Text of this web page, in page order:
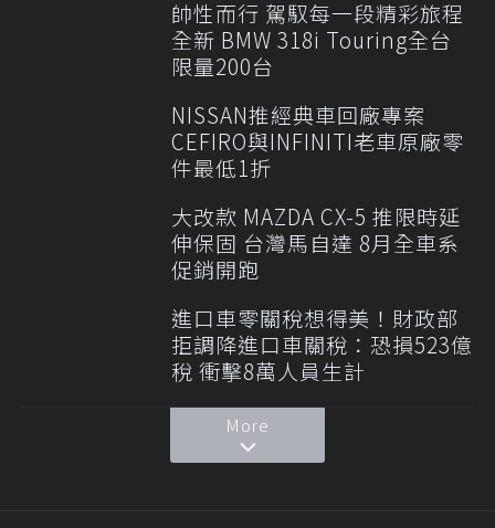
帥性而行 駕馭每一段精彩旅程
全新 BMW 318i Touring全台
限量200台
NISSAN推經典車回廠專案
CEFIRO與INFINITI老車原廠零
件最低1折
大改款 MAZDA CX-5 推限時延
伸保固 台灣馬自達 8月全車系
促銷開跑
進口車零關稅想得美！財政部
拒調降進口車關稅：恐損523億
稅 衝擊8萬人員生計
More